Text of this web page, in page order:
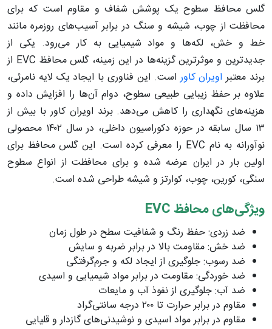
گلس محافظ سطوح یک پوشش شفاف و مقاوم است که برای
محافظت از چوب، شیشه و سنگ در برابر آسیب‌های روزمره مانند
خط و خش، لکه‌ها و مواد شیمیایی به کار می‌رود. یکی از
جدیدترین و موثرترین گزینه‌ها در این زمینه، گلس محافظ EVC از
برند معتبراویران کاوراست. این فناوری با ایجاد یک لایه نامرئی،
علاوه بر حفظ زیبایی طبیعی سطوح، دوام آن‌ها را افزایش داده و
هزینه‌های نگهداری را کاهش می‌دهد. برند اویران کاور با بیش از
۱۳ سال سابقه در حوزه دکوراسیون داخلی، در سال ۱۴۰۲ محصولی
نوآورانه به نام EVC را معرفی کرده است. این گلس محافظ برای
اولین بار در ایران عرضه شده و برای محافظت از انواع سطوح
سنگی، کورین، چوب، کوارتز و شیشه طراحی شده است.
ویژگی‌های محافظ
ضد زردی: حفظ رنگ و شفافیت سطح در طول زمان
ضد خش: مقاومت بالا در برابر ضربه و سایش
ضد رسوب: جلوگیری از ایجاد لکه و جرم‌گرفتگی
ضد خوردگی: مقاومت در برابر مواد شیمیایی و اسیدی
ضد آب: جلوگیری از نفوذ آب و مایعات
مقاوم در برابر حرارت تا ۲۰۰ درجه سانتی‌گراد
مقاوم در برابر مواد اسیدی و نوشیدنی‌های گازدار و قلیایی